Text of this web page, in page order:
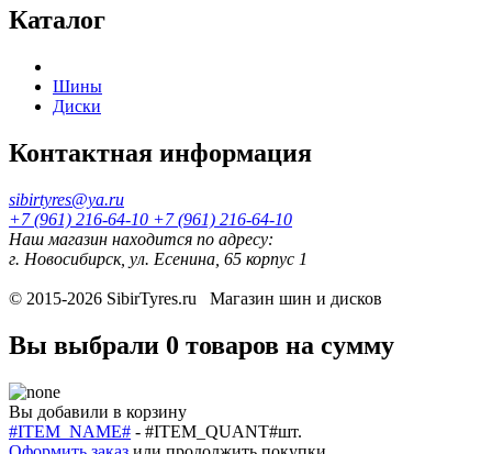
Каталог
Шины
Диски
Контактная информация
sibirtyres@ya.ru
+7 (961) 216-64-10 +7 (961) 216-64-10
Наш магазин находится по адресу:
г. Новосибирск, ул. Есенина, 65 корпус 1
© 2015-2026 SibirTyres.ru Магазин шин и дисков
Вы выбрали 0 товаров на сумму
Вы добавили в корзину
#ITEM_NAME# - #ITEM_QUANT#шт.